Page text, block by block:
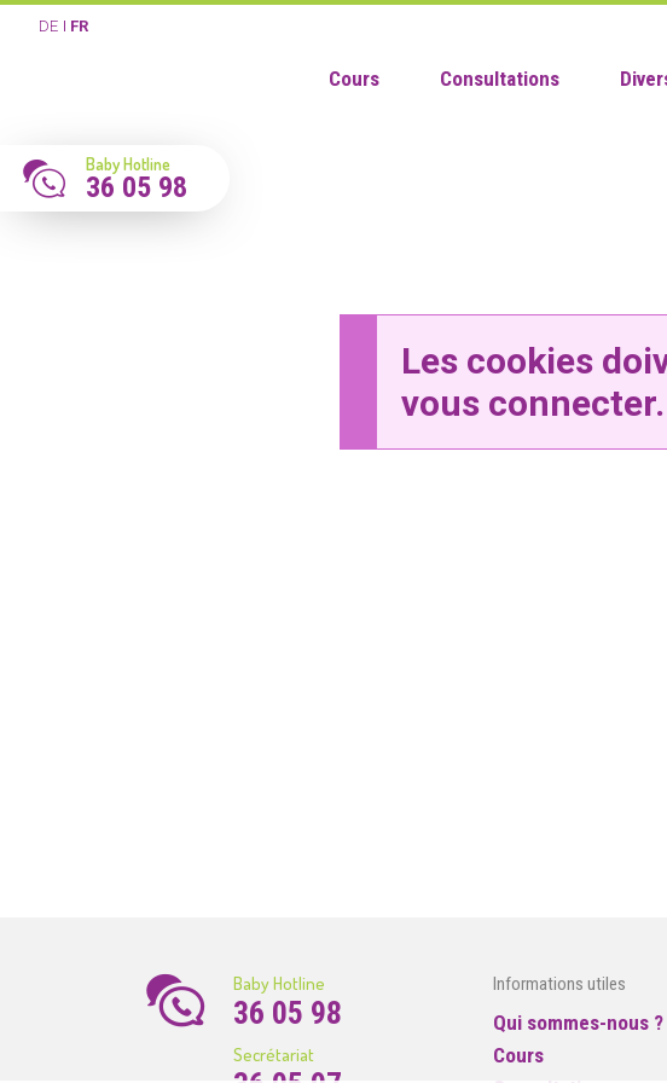
DE FR
Cours Consultations
Baby Hotline
36 05 98
Les cookies
vous connecter.
Baby Hotline
36 05 98
Secrétariat
Informations utiles
Qui sommes-nous ?
Cours